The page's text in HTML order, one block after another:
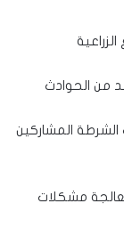
من الحوادث
المشاركين
مشكلات